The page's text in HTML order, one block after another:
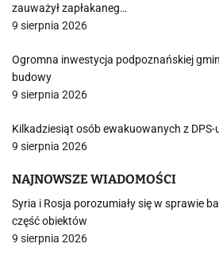
zauważył zapłakaneg…
9 sierpnia 2026
Ogromna inwestycja podpoznańskiej
budowy
9 sierpnia 2026
Kilkadziesiąt osób ewakuowanych z DPS-
9 sierpnia 2026
NAJNOWSZE WIADOMOŚCI
Syria i Rosja porozumiały się w sprawie
część obiektów
9 sierpnia 2026